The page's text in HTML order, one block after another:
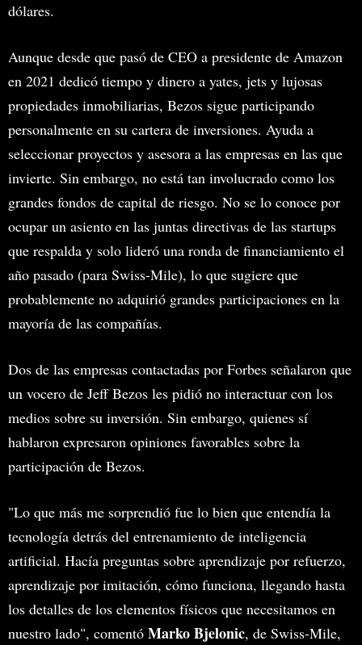
dólares.
Aunque desde que pasó de CEO a presidente de Amazon
en 2021 dedicó tiempo y dinero a yates, jets y lujosas
propiedades inmobiliarias, Bezos sigue participando
personalmente en su cartera de inversiones. Ayuda a
seleccionar proyectos y asesora a las empresas en las que
invierte. Sin embargo, no está tan involucrado como los
grandes fondos de capital de riesgo. No se lo conoce por
ocupar un asiento en las juntas directivas de las startups
que respalda y solo lideró una ronda de financiamiento el
año pasado (para Swiss-Mile), lo que sugiere que
probablemente no adquirió grandes participaciones en la
mayoría de las compañías.
Dos de las empresas contactadas por Forbes señalaron que
un vocero de Jeff Bezos les pidió no interactuar con los
medios sobre su inversión. Sin embargo, quienes sí
hablaron expresaron opiniones favorables sobre la
participación de Bezos.
"Lo que más me sorprendió fue lo bien que entendía la
tecnología detrás del entrenamiento de inteligencia
artificial. Hacía preguntas sobre aprendizaje por refuerzo,
aprendizaje por imitación, cómo funciona, llegando hasta
los detalles de los elementos físicos que necesitamos en
nuestro lado", comentó Marko Bjelonic, de Swiss-Mile,